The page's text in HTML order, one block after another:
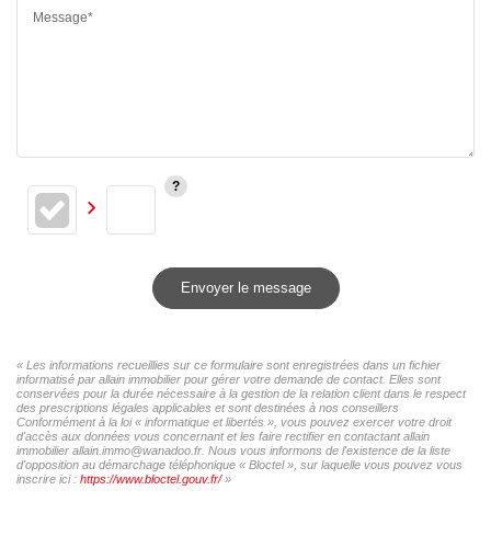
Message*
Envoyer le message
« Les informations recueillies sur ce formulaire sont enregistrées dans un fichier
informatisé par allain immobilier pour gérer votre demande de contact. Elles sont
conservées pour la durée nécessaire à la gestion de la relation client dans le respect
des prescriptions légales applicables et sont destinées à nos conseillers
Conformément à la loi « informatique et libertés », vous pouvez exercer votre droit
d'accès aux données vous concernant et les faire rectifier en contactant allain
immobilier allain.immo@wanadoo.fr. Nous vous informons de l'existence de la liste
d'opposition au démarchage téléphonique « Bloctel », sur laquelle vous pouvez vous
inscrire ici : https://www.bloctel.gouv.fr/»